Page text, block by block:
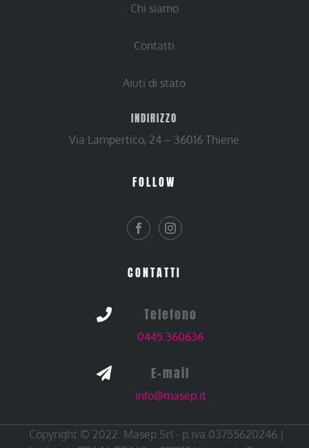
Chi siamo
Contatti
Aiuti di stato
INDIRIZZO
Via Lampertico, 24 – 36016 Thiene
FOLLOW
CONTATTI
 Telefono
0445 360636
 E-mail
info@masep.it
Copyright © 2022. Masep Srl - p.iva 03755620246 |